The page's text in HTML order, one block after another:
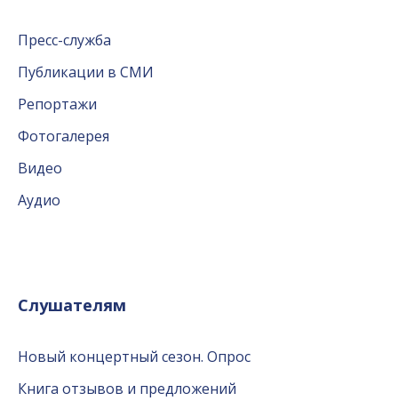
Пресс-служба
Публикации в СМИ
Репортажи
Фотогалерея
Видео
Аудио
Слушателям
Новый концертный сезон. Опрос
Книга отзывов и предложений